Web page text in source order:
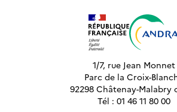
1/7, rue Jean Monnet
Parc de la Croix-
92298 Châtenay-Malabry
Tél : 01 46 11 80 00